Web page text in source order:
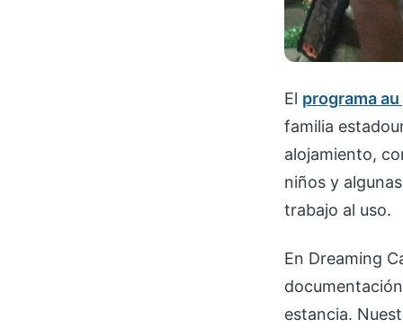
El programa
familia
alojamiento,
niños y
trabajo al uso.
En Dreaming
estancia.